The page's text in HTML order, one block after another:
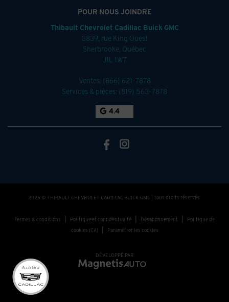
POUR NOUS JOINDRE
Thibault Chevrolet Cadillac Buick GMC
3839, rue King Ouest
Sherbrooke, Québec
J1L 1W7
Ventes: (866) 621-7878
Services & pièces: (819) 563-7878
4.4
2026 © THIBAULT CHEVROLET CADILLAC BUICK GMC | Tous droits réservés.
Termes & conditions | Politique et confidentialité | Désabonnement |
Politique de
cookies (CA)| Paramétrer les cookies
DÉVELOPPÉ PAR